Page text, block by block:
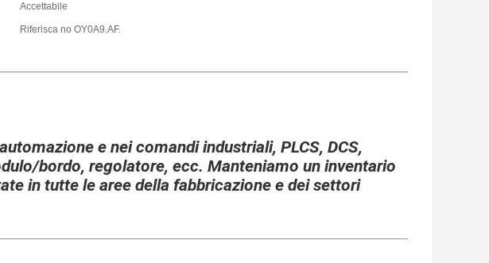
Accettabile
Riferisca no OY0A9.AF.
e nei comandi industriali, PLCS, DCS,
bordo, regolatore, ecc. Manteniamo un inventario
in tutte le aree della fabbricazione e dei settori